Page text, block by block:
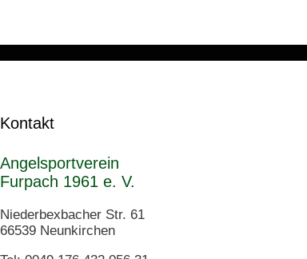
Kontakt
Angelsportverein
Furpach 1961 e. V.
Niederbexbacher Str. 61
66539 Neunkirchen